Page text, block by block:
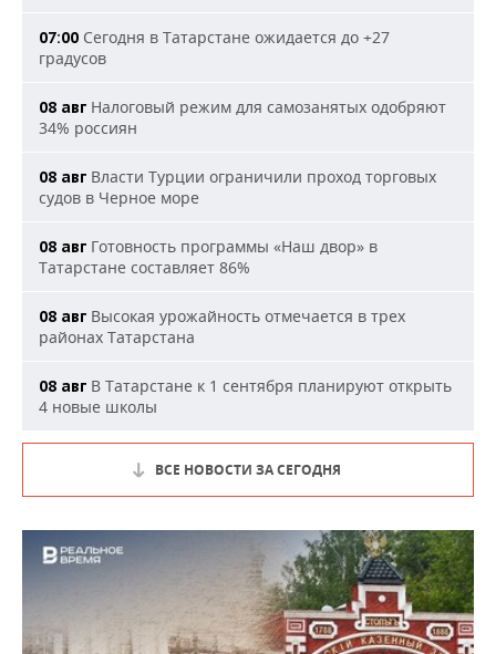
07:00 Сегодня в Татарстане ожидается до +27
градусов
08 авг Налоговый режим для самозанятых одобряют
34% россиян
08 авг Власти Турции ограничили проход торговых
судов в Черное море
08 авг Готовность программы «Наш двор» в
Татарстане составляет 86%
08 авг Высокая урожайность отмечается в трех
районах Татарстана
08 авг В Татарстане к 1 сентября планируют открыть
4 новые школы
ВСЕ НОВОСТИ ЗА СЕГОДНЯ